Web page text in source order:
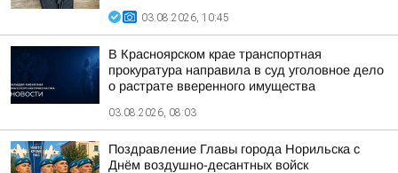
03.08.2026, 10:45
В Красноярском крае транспортная
прокуратура направила в суд уголовное дело
о растрате вверенного имущества
03.08.2026, 08:03
Поздравление Главы города Норильска с
Днём воздушно-десантных войск